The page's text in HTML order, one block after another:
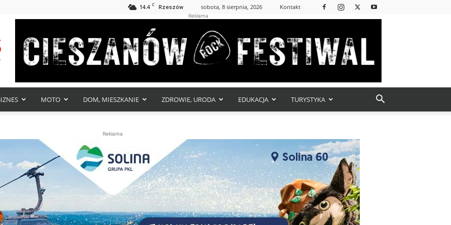
14.4 C Rzeszów sobota, 8 sierpnia, 2026 Kontakt
Reklama
MOTO DOM, MIESZKANIE ZDROWIE, URODA EDUKACJA TURYSTYKA
Reklama